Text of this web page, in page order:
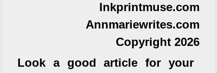
Inkprintmuse.com
Annmariewrites.com
Copyright 2026
Look a good article for your